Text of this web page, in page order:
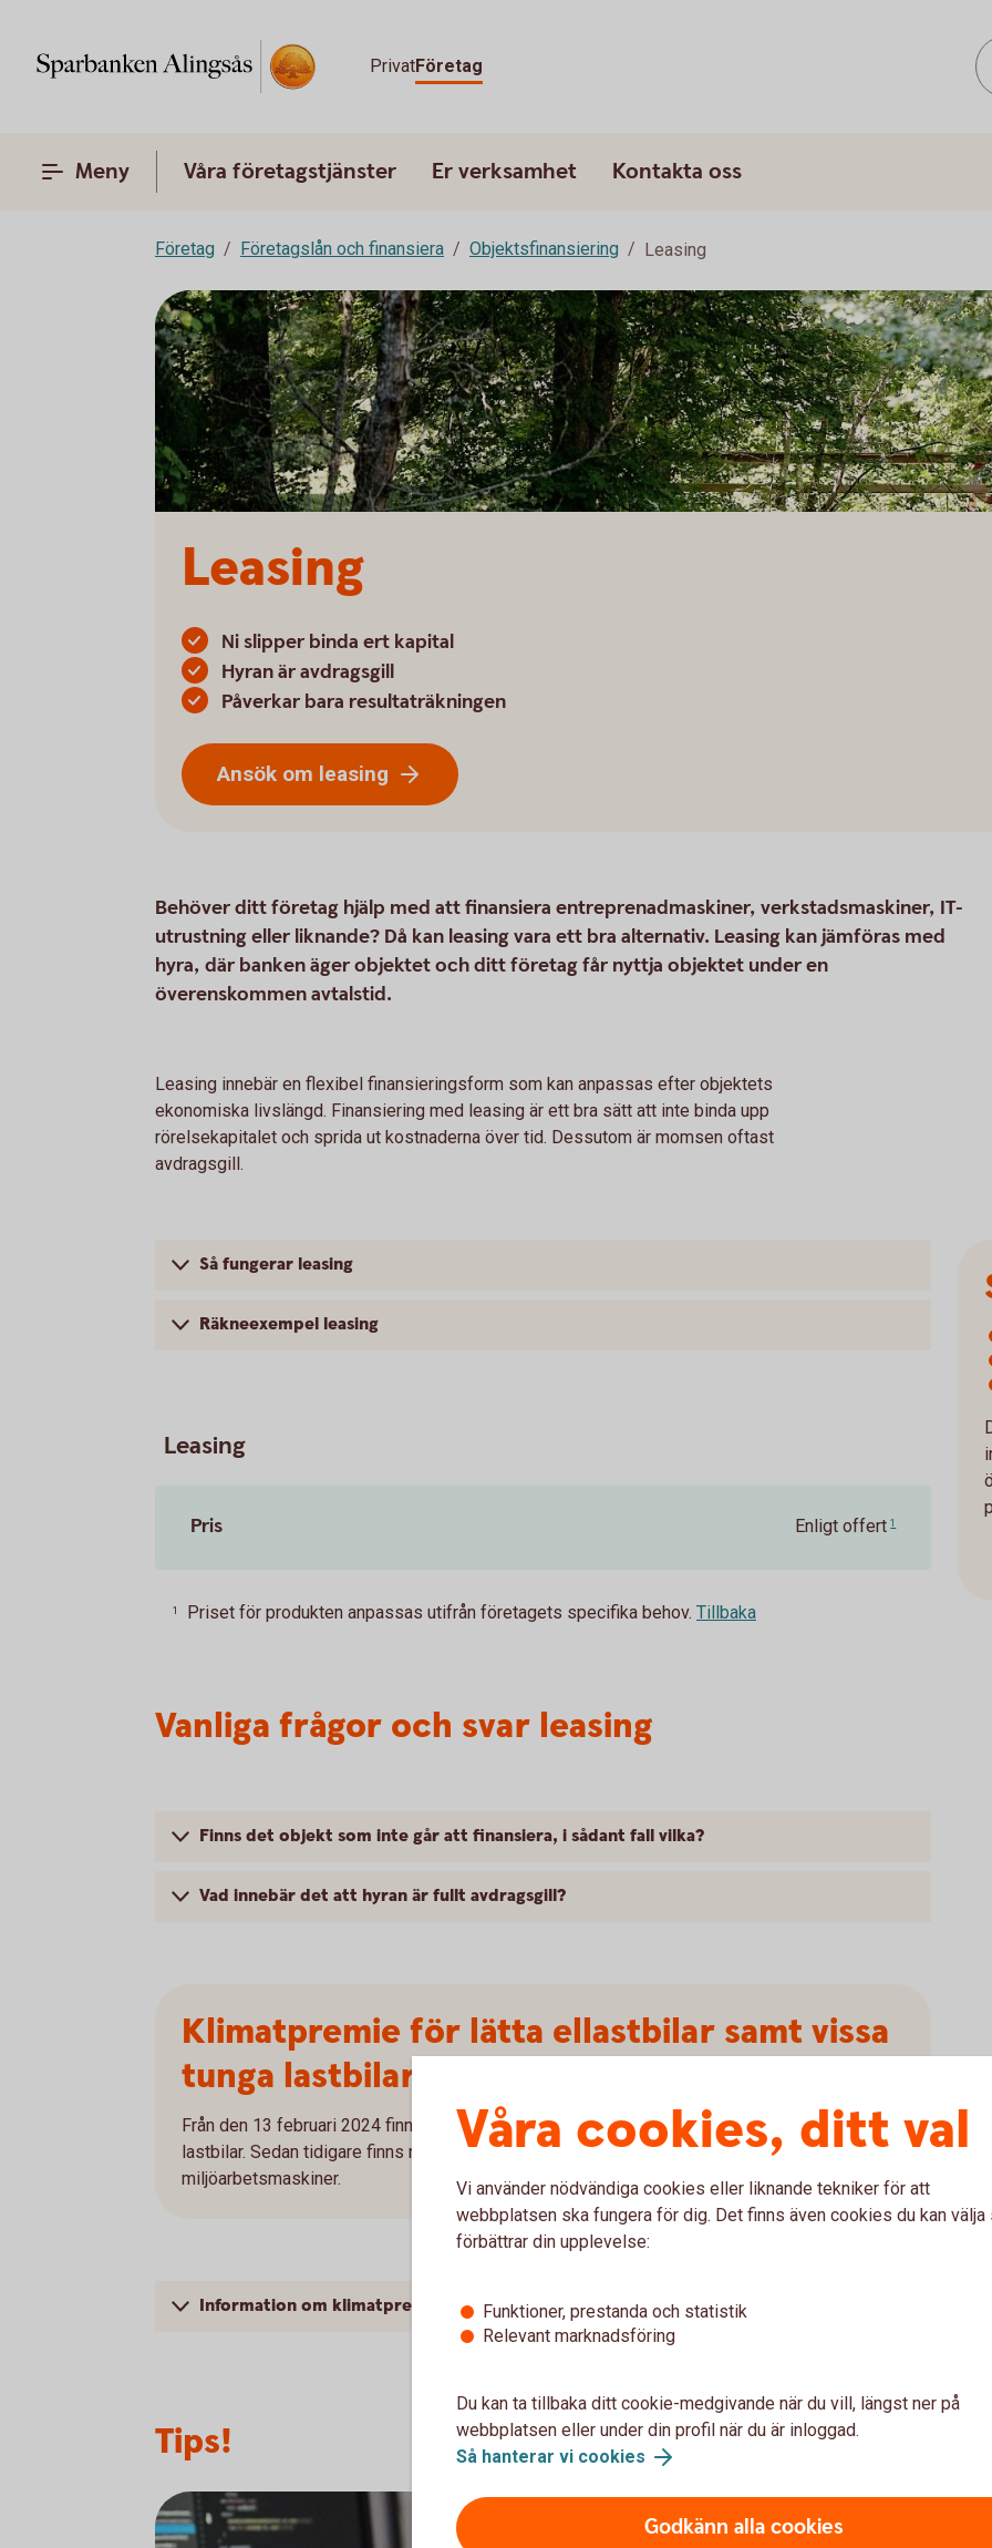
PrivatFöretag
Meny Våra företagstjänster Er verksamhet Kontakta oss
Företag Företagslån och finansiera Objektsfinansiering Leasing
Leasing
Ni slipper binda ert kapital
Hyran är avdragsgill
Påverkar bara resultaträkningen
Ansök om leasing
Behöver ditt företag hjälp med att finansiera entreprenadmaskiner, verkstadsmaskiner, IT-
utrustning eller liknande? Då kan leasing vara ett bra alternativ. Leasing kan jämföras med
hyra, där banken äger objektet och ditt företag får nyttja objektet under en
överenskommen avtalstid.
Leasing innebär en flexibel finansieringsform som kan anpassas efter objektets
ekonomiska livslängd. Finansiering med leasing är ett bra sätt att inte binda upp
rörelsekapitalet och sprida ut kostnaderna över tid. Dessutom är momsen oftast
avdragsgill.
Så fungerar leasing
Räkneexempel leasing
Leasing
Pris Enligt offert 1
1 Priset för produkten anpassas utifrån företagets specifika behov. Tillbaka
Vanliga frågor och svar leasing
Finns det objekt som inte går att finansiera, i sådant fall vilka?
Vad innebär det att hyran är fullt avdragsgill?
Klimatpremie för lätta ellastbilar samt vissa
tunga lastbilar och miljöarbetsmaskiner
Från den 13 februari 2024 finns en klimatpremie till stöd för inköp av eldrivna lätta
lastbilar. Sedan tidigare finns motsvarande klimatpremie för vissa tunga lastbilar och
miljöarbetsmaskiner.
Information om klimatpremien och ansökan
Tips!
Våra cookies, ditt val
Vi använder nödvändiga cookies eller liknande tekniker för att
webbplatsen ska fungera för dig. Det finns även cookies du kan välja
förbättrar din upplevelse:
Funktioner, prestanda och statistik
Relevant marknadsföring
Du kan ta tillbaka ditt cookie-medgivande när du vill, längst ner på
webbplatsen eller under din profil när du är inloggad.
Så hanterar vi cookies
Godkänn alla cookies